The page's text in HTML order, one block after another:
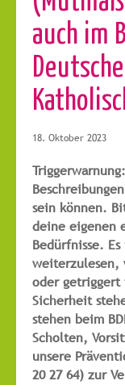
auch im
18. Oktober 2023
sein können.
deine eigenen
Bedürfnisse.
weiterzulesen,
oder getriggert
Sicherheit
stehen beim
Scholten,
unsere
20 27 64) zur